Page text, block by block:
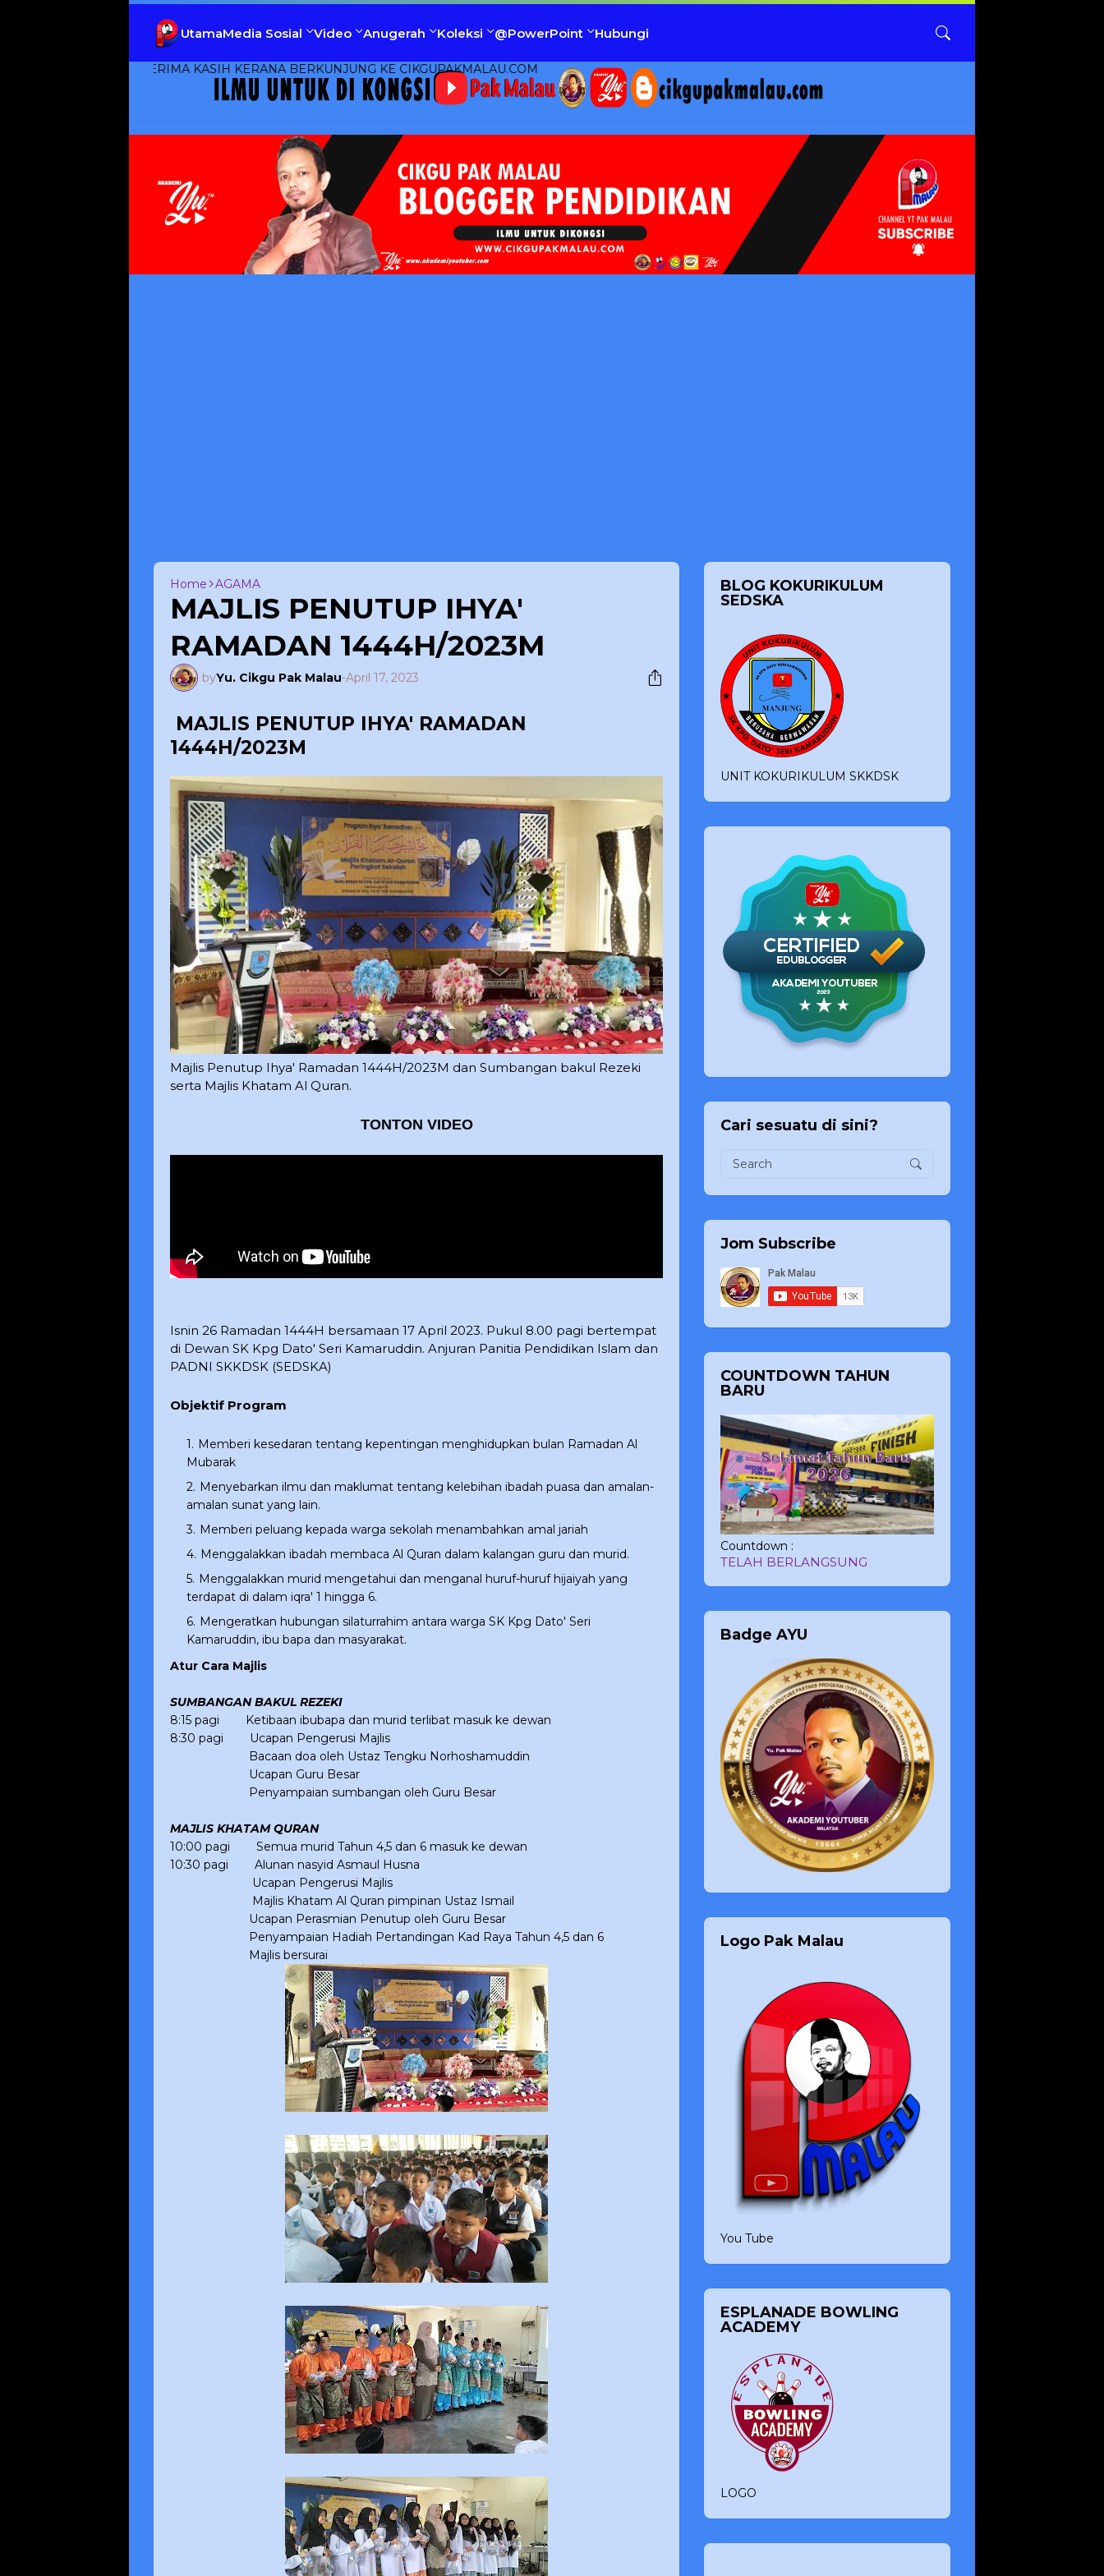
UtamaMedia Sosial Video Anugerah Koleksi @PowerPoint Hubungi
TERIMA KASIH KERANA BERKUNJUNG KE CIKGUPAKMALAU.COM
Home AGAMA
MAJLIS PENUTUP IHYA'
RAMADAN 1444H/2023M
byYu. Cikgu Pak Malau-April 17, 2023
MAJLIS PENUTUP IHYA' RAMADAN
1444H/2023M
Majlis Penutup Ihya' Ramadan 1444H/2023M dan Sumbangan bakul Rezeki
serta Majlis Khatam Al Quran.
TONTON VIDEO
Isnin 26 Ramadan 1444H bersamaan 17 April 2023. Pukul 8.00 pagi bertempat
di Dewan SK Kpg Dato' Seri Kamaruddin. Anjuran Panitia Pendidikan Islam dan
PADNI SKKDSK (SEDSKA)
Objektif Program
Memberi kesedaran tentang kepentingan menghidupkan bulan Ramadan Al
Mubarak
Menyebarkan ilmu dan maklumat tentang kelebihan ibadah puasa dan amalan-
amalan sunat yang lain.
Memberi peluang kepada warga sekolah menambahkan amal jariah
Menggalakkan ibadah membaca Al Quran dalam kalangan guru dan murid.
Menggalakkan murid mengetahui dan menganal huruf-huruf hijaiyah yang
terdapat di dalam iqra' 1 hingga 6.
Mengeratkan hubungan silaturrahim antara warga SK Kpg Dato' Seri
Kamaruddin, ibu bapa dan masyarakat.
Atur Cara Majlis
SUMBANGAN BAKUL REZEKI
8:15 pagi
Ketibaan ibubapa dan murid terlibat masuk ke dewan
8:30 pagi
Ucapan Pengerusi Majlis
Bacaan doa oleh Ustaz Tengku Norhoshamuddin
Ucapan Guru Besar
Penyampaian sumbangan oleh Guru Besar
MAJLIS KHATAM QURAN
10:00 pagi
Semua murid Tahun 4,5 dan 6 masuk ke dewan
10:30 pagi
Alunan nasyid Asmaul Husna
Ucapan Pengerusi Majlis
Majlis Khatam Al Quran pimpinan Ustaz Ismail
Ucapan Perasmian Penutup oleh Guru Besar
Penyampaian Hadiah Pertandingan Kad Raya Tahun 4,5 dan 6
Majlis bersurai
BLOG KOKURIKULUM
SEDSKA
UNIT KOKURIKULUM SKKDSK
Cari sesuatu di sini?
Jom Subscribe
COUNTDOWN TAHUN
BARU
Countdown :
TELAH BERLANGSUNG
Badge AYU
Logo Pak Malau
You Tube
ESPLANADE BOWLING
ACADEMY
LOGO